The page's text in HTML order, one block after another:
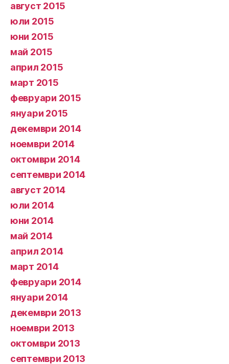
август 2015
юли 2015
юни 2015
май 2015
април 2015
март 2015
февруари 2015
януари 2015
декември 2014
ноември 2014
октомври 2014
септември 2014
август 2014
юли 2014
юни 2014
май 2014
април 2014
март 2014
февруари 2014
януари 2014
декември 2013
ноември 2013
октомври 2013
септември 2013